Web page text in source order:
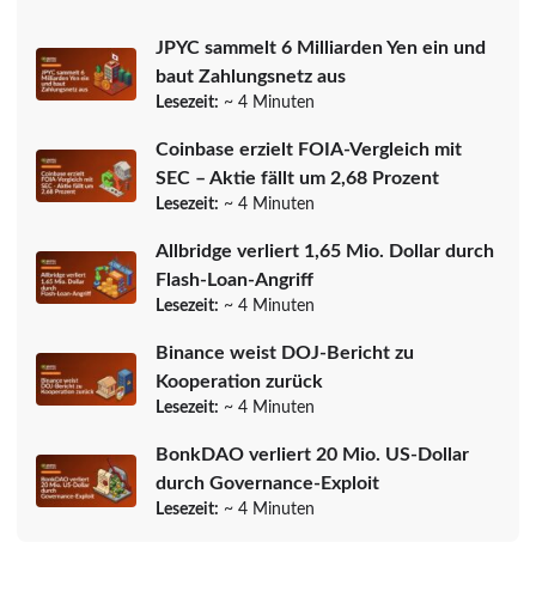
JPYC sammelt 6 Milliarden Yen ein und
baut Zahlungsnetz aus
Lesezeit: ~ 4 Minuten
Coinbase erzielt FOIA-Vergleich mit
SEC – Aktie fällt um 2,68 Prozent
Lesezeit: ~ 4 Minuten
Allbridge verliert 1,65 Mio. Dollar durch
Flash-Loan-Angriff
Lesezeit: ~ 4 Minuten
Binance weist DOJ-Bericht zu
Kooperation zurück
Lesezeit: ~ 4 Minuten
BonkDAO verliert 20 Mio. US-Dollar
durch Governance-Exploit
Lesezeit: ~ 4 Minuten